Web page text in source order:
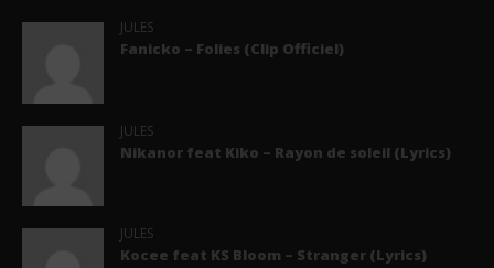
JULES
Fanicko – Folies (Clip Officiel)
JULES
Nikanor feat Kiko – Rayon de soleil (Lyrics)
JULES
Kocee feat KS Bloom – Stranger (Lyrics)